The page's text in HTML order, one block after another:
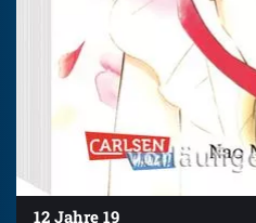
12 Jahre 19